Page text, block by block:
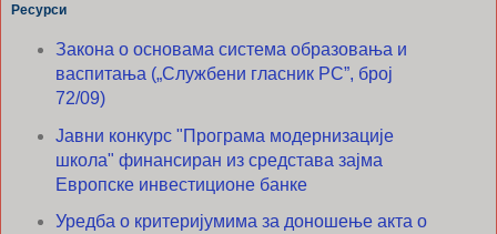
Ресурси
Закона о основама система образовања и
васпитања („Службени гласник РС”, број
72/09)
Јавни конкурс "Програма модернизације
школа" финансиран из средстава зајма
Европске инвестиционе банке
Уредба о критеријумима за доношење акта о